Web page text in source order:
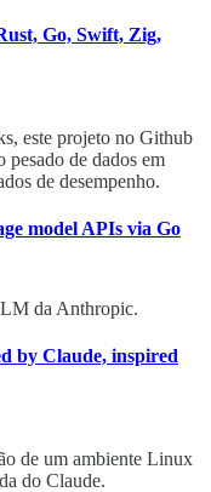
Go, Swift, Zig,
este projeto no Github
pesado de dados em
de desempenho.
model APIs via Go
da Anthropic.
by Claude, inspired
de um ambiente Linux
do Claude.